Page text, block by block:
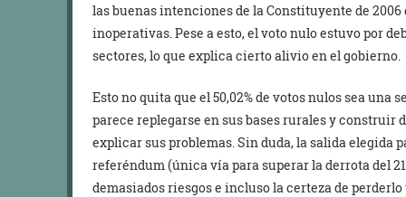
las buenas intenciones de la Constituyente de
inoperativas. Pese a esto, el voto nulo estuvo por
sectores, lo que explica cierto alivio en el gobierno.
Esto no quita que el 50,02% de votos nulos sea
parece replegarse en sus bases rurales y
explicar sus problemas. Sin duda, la salida elegida
referéndum (única vía para superar la derrota del
demasiados riesgos e incluso la certeza de